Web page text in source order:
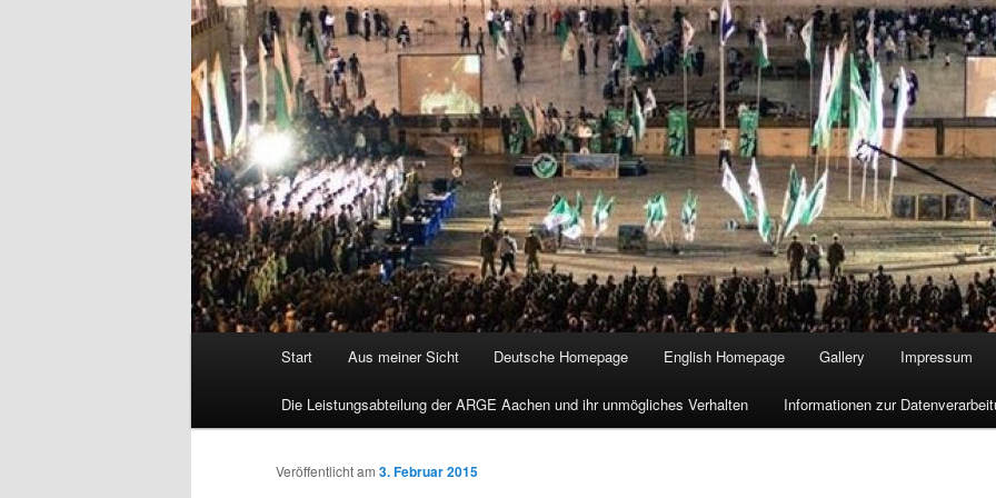
Start Aus meiner Sicht Deutsche Homepage English Homepage Gallery Impressum
Die Leistungsabteilung der ARGE Aachen und ihr unmögliches Verhalten Informationen zur
Veröffentlicht am 3. Februar 2015